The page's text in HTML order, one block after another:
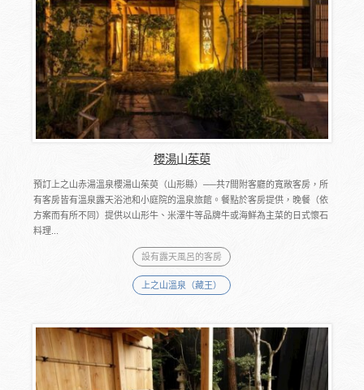
櫻湯山茱萸
預訂上之山赤湯溫泉櫻湯山茱萸（山形縣）──共7間附客廳的寬敞客房，所
有客房皆有溫泉露天浴池和小庭院的溫泉旅館。餐點於客房提供，晚餐（依
方案而有所不同）提供以山形牛、米澤牛等品牌牛或海鮮為主菜的日式懷石
料理...
設有露天風呂的客房
上之山溫泉（藏王）